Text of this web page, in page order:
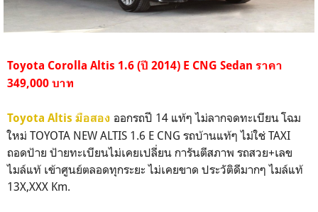
Toyota Corolla Altis 1.6 (ปี 2014) E CNG Sedan ราคา
349,000 บาท
Toyota Altis มือสอง ออกรถปี 14 แท้ๆ ไม่ลากจดทะเบียน โฉม
ใหม่ TOYOTA NEW ALTIS 1.6 E CNG รถบ้านแท้ๆ ไม่ใช่ TAXI
ถอดป้าย ป้ายทะเบียนไม่เคยเปลี่ยน การันตีสภาพ รถสวย+เลข
ไมล์แท้ เข้าศูนย์ตลอดทุกระยะ ไม่เคยขาด ประวัติดีมากๆ ไมล์แท้
13X,XXX Km.